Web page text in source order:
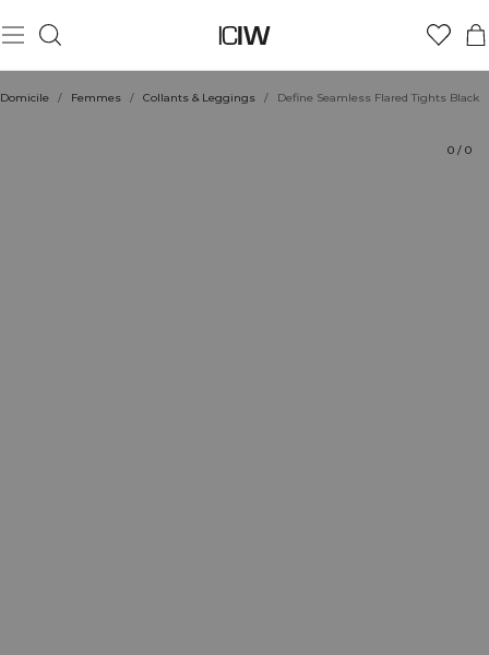
Domicile / Femmes / Collants & Leggings / Define Seamless Flared Tights Black
0 / 0